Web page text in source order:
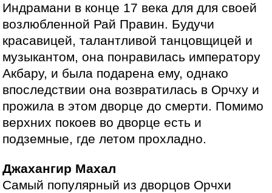
Индрамани в конце 17 века для для своей
возлюбленной Рай Правин. Будучи
красавицей, талантливой танцовщицей и
музыкантом, она понравилась императору
Акбару, и была подарена ему, однако
впоследствии она возвратилась в Орчху и
прожила в этом дворце до смерти. Помимо
верхних покоев во дворце есть и
подземные, где летом прохладно.
Джахангир Махал
Самый популярный из дворцов Орчхи